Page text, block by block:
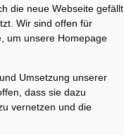
die neue Webseite gefällt
Wir sind offen für
um unsere Homepage
Umsetzung unserer
dass sie dazu
vernetzen und die